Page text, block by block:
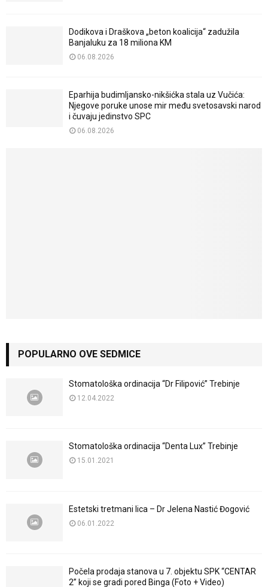
Dodikova i Draškova „beton koalicija“ zadužila
Banjaluku za 18 miliona KM
06.08.2026
Eparhija budimljansko-nikšićka stala uz Vučića:
Njegove poruke unose mir među svetosavski narod
i čuvaju jedinstvo SPC
06.08.2026
POPULARNO OVE SEDMICE
Stomatološka ordinacija “Dr Filipović” Trebinje
12.04.2022
Stomatološka ordinacija “Denta Lux” Trebinje
15.01.2021
Estetski tretmani lica – Dr Jelena Nastić Đogović
06.01.2022
Počela prodaja stanova u 7. objektu SPK “CENTAR
2” koji se gradi pored Binga (Foto + Video)